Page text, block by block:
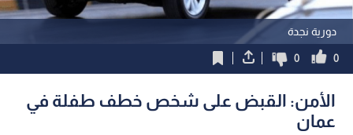
دورية نجدة
0
0
الأمن: القبض على شخص خطف طفلة في
عمان